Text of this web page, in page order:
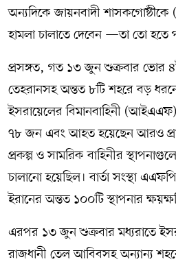
অন্যদিকে জায়নবাদী শাসকগোষ্ঠীকে
হামলা চালাতে দেবেন —তা তো হতে
প্রসঙ্গত, গত ১৩ জুন শুক্রবার ভোর
তেহরানসহ অন্তত ৮টি শহরে বড়
ইসরায়েলের বিমানবাহিনী
৭৮ জন এবং আহত হয়েছেন আরও
প্রকল্প ও সামরিক বাহিনীর
চালানো হয়েছিল। বার্তা সংস্থা
ইরানের অন্তত ১০০টি স্থাপনার
এরপর ১৩ জুন শুক্রবার মধ্যরাতে
রাজধানী তেল আবিবসহ অন্যান্য